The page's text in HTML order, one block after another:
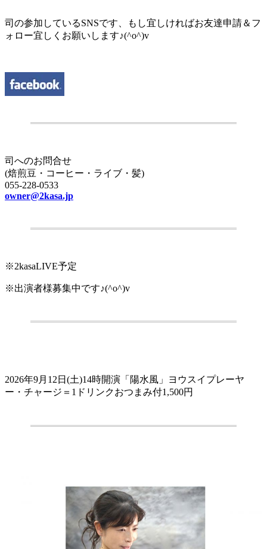
司の参加しているSNSです、もし宜しければお友達申請＆フ
ォロー宜しくお願いします♪(^o^)v
司へのお問合せ
(焙煎豆・コーヒー・ライブ・髪)
055-228-0533
owner@2kasa.jp
※2kasaLIVE予定
※出演者様募集中です♪(^o^)v
2026年9月12日(土)14時開演「陽水風」ヨウスイプレーヤ
ー・チャージ＝1ドリンクおつまみ付1,500円